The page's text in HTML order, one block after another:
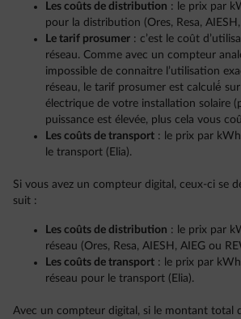
Les coûts de distribution : le prix par
pour la distribution (Ores, Resa,
Le tarif prosumer : c’est le coût
réseau. Comme avec un compteur
impossible de connaitre l’utilisation
réseau, le tarif prosumer est calculé́
électrique de votre installation solaire
puissance est élevée, plus cela vous
Les coûts de transport : le prix par
le transport (Elia).
Si vous avez un compteur digital, ceux-ci se
suit :
Les coûts de distribution : le prix par
réseau (Ores, Resa, AIESH, AIEG ou
Les coûts de transport : le prix par
réseau pour le transport (Elia).
Avec un compteur digital, si le montant total